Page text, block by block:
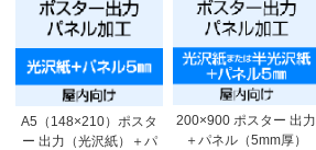
A5（148×210）ポスタ
ー 出力（光沢紙）＋パ
200×900 ポスター 出力
＋パネル（5mm厚）